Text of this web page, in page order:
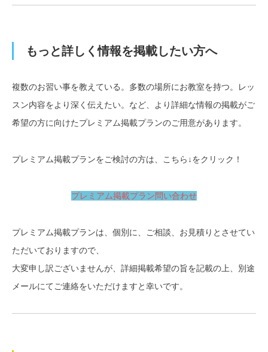
もっと詳しく情報を掲載したい方へ
複数のお習い事を教えている。多数の場所にお教室を持つ。レッ
スン内容をより深く伝えたい。など、より詳細な情報の掲載がご
希望の方に向けたプレミアム掲載プランのご用意があります。
プレミアム掲載プランをご検討の方は、こちら↓をクリック！
プレミアム掲載プラン問い合わせ
プレミアム掲載プランは、個別に、ご相談、お見積りとさせてい
ただいておりますので、
大変申し訳ございませんが、詳細掲載希望の旨を記載の上、別途
メールにてご連絡をいただけますと幸いです。